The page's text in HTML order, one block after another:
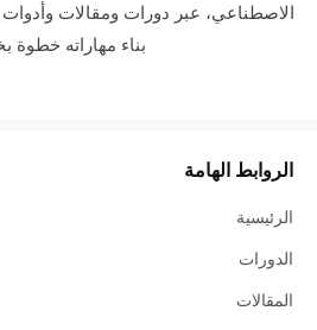
الاصطناعي، عبر دورات ومقالات
بناء مهاراته خطوة
الروابط الهامة
الرئيسية
الدورات
المقالات